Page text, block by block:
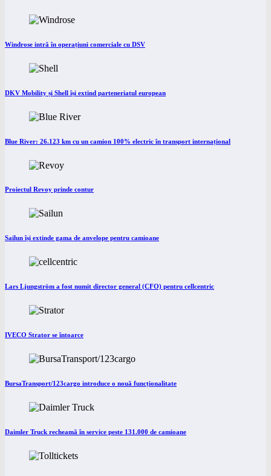
Windrose intră în operațiuni comerciale cu DSV
DKV Mobility și Shell își extind parteneriatul european
Blue River: 26.123 km cu un camion 100% electric în transport internațional
Proiectul Revoy prinde contur
Sailun își extinde gama de anvelope pentru camioane
Lars Ljungström a fost numit director general (CFO) pentru cellcentric
IVECO Strator se întoarce
BursaTransport/123cargo introduce o nouă funcționalitate
Daimler Truck recheamă în service peste 131.000 de camioane